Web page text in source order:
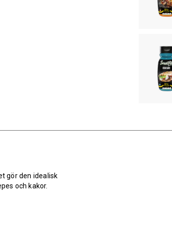
gör den idealisk
och kakor.